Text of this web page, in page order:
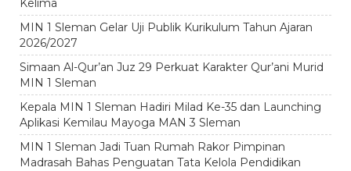
Kelima
MIN 1 Sleman Gelar Uji Publik Kurikulum Tahun Ajaran
2026/2027
Simaan Al-Qur’an Juz 29 Perkuat Karakter Qur’ani Murid
MIN 1 Sleman
Kepala MIN 1 Sleman Hadiri Milad Ke-35 dan Launching
Aplikasi Kemilau Mayoga MAN 3 Sleman
MIN 1 Sleman Jadi Tuan Rumah Rakor Pimpinan
Madrasah Bahas Penguatan Tata Kelola Pendidikan